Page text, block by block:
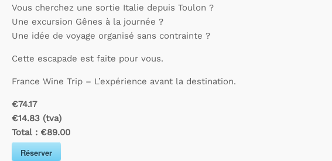
Vous cherchez une sortie Italie depuis Toulon ?
Une excursion Gênes à la journée ?
Une idée de voyage organisé sans contrainte ?
Cette escapade est faite pour vous.
France Wine Trip – L’expérience avant la destination.
€74.17
€14.83 (tva)
Total : €89.00
Réserver